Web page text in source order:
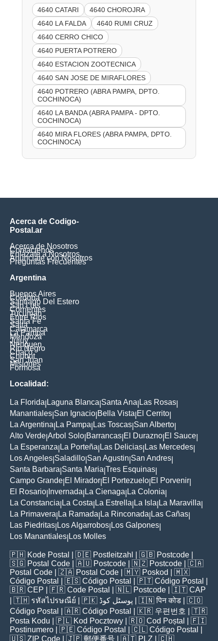
4640 CATARI
4640 CHOROJRA
4640 LA FALDA
4640 RUMI CRUZ
4640 CERRO CHICO
4640 PUERTA POTRERO
4640 ESTACION ZOOTECNICA
4640 SAN JOSE DE MIRAFLORES
4640 POTRERO (ABRA PAMPA, DPTO.
COCHINOCA)
4640 LA BANDA (ABRA PAMPA - DPTO.
COCHINOCA)
4640 MIRA FLORES (ABRA PAMPA, DPTO.
COCHINOCA)
Acerca de Codigo-
Postal.ar
Acerca de Nosotros
Contáctenos
Enlázate a Nosotros
Anúnciate con Nosotros
Preguntas Frecuentes
Argentina
Buenos Aires
Cordoba
Santiago Del Estero
San Luis
Corrientes
Tucuman
Entre Rios
Santa Fe
Salta
Catamarca
La Pampa
Mendoza
Jujuy
Neuquen
Rio Negro
Chaco
Chubut
San Juan
Misiones
Formosa
Localidad:
La Florida Laguna Blanca Santa Ana Las Rosas
Manantiales San Ignacio Bella Vista El Cerrito
La Argentina La Pampa Las Toscas San Alberto
Alto Verde Arbol Solo Barrancas El Durazno El Sauce
La Esperanza La Porteña Las Delicias Las Mercedes
Los Angeles Saladillo San Agustin San Andres
Santa Barbara Santa Maria Tres Esquinas
Campo Grande El Mirador El Portezuelo El Porvenir
El Rosario Invernada La Cienaga La Colonia
La Constancia La Costa La Estrella La Isla La Maravilla
La Primavera La Ramada La Rinconada Las Cañas
Las Piedritas Los Algarrobos Los Galpones
Los Manantiales Los Molles
🇵🇭 Kode Postal | 🇩🇪 Postleitzahl | 🇬🇧 Postcode
🇸🇬 Postal Code | 🇦🇺 Postcode | 🇳🇿 Postcode | 🇨🇦
Postal Code | 🇿🇦 Postal Code | 🇲🇾 Poskod
| 🇲🇽
Código Postal
| 🇪🇸 Código Postal | 🇵🇹 Código Postal
🇧🇷 CEP | 🇫🇷 Code Postal | 🇳🇱 Postcode | 🇮🇹 CAP
| 🇹🇭 รหัสไปรษณีย์ | 🇵🇰 پوسٹل کوڈ | 🇮🇳पिन कोड | 🇨🇴
Código Postal
| 🇦🇷 Código Postal | 🇰🇷 우편번호
| 🇹🇷
Posta Kodu | 🇵🇱 Kod Pocztowy | 🇷🇴 Cod Poștal
| 🇫🇮
Postinumero | 🇵🇪 Código Postal | 🇨🇱 Código Postal
🇺🇸 ZIP Code | 🇯🇵 郵便番号 | 🇦🇹 PLZ | 🇨🇭